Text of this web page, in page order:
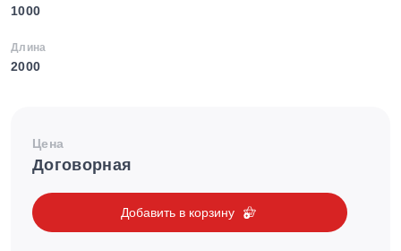
1000
Длина
2000
Цена
Договорная
Добавить в корзину